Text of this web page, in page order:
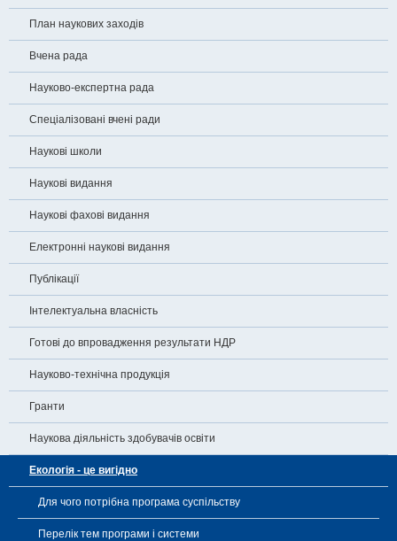
План наукових заходів
Вчена рада
Науково-експертна рада
Спеціалізовані вчені ради
Наукові школи
Наукові видання
Наукові фахові видання
Електронні наукові видання
Публікації
Інтелектуальна власність
Готові до впровадження результати НДР
Науково-технічна продукція
Гранти
Наукова діяльність здобувачів освіти
Екологія - це вигідно
Для чого потрібна програма суспільству
Перелік тем програми і системи